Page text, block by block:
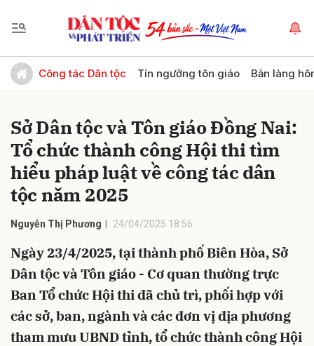
Công tác Dân tộc Tín ngưỡng tôn giáo Bản làng
Sở Dân tộc và Tôn giáo Đồng Nai:
Tổ chức thành công Hội thi tìm
hiểu pháp luật về công tác dân
tộc năm 2025
Nguyễn Thị Phương 24/04/2025 18:56
Ngày 23/4/2025, tại thành phố Biên Hòa, Sở
Dân tộc và Tôn giáo - Cơ quan thường trực
Ban Tổ chức Hội thi đã chủ trì, phối hợp với
các sở, ban, ngành và các đơn vị địa phương
tham mưu UBND tỉnh, tổ chức thành công Hội
Gửi bình luận